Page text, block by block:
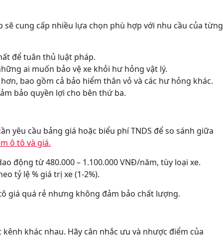
cung cấp nhiều lựa chọn phù hợp với nhu cầu của từng
để tuân thủ luật pháp.
ai muốn bảo vệ xe khỏi hư hỏng vật lý.
bao gồm cả bảo hiểm thân vỏ và các hư hỏng khác.
bảo quyền lợi cho bên thứ ba.
yêu cầu bảng giá hoặc biểu phí TNDS để so sánh giữa
ô tô và giá.
động từ 480.000 – 1.100.000 VNĐ/năm, tùy loại xe.
tỷ lệ % giá trị xe (1-2%).
giá quá rẻ nhưng không đảm bảo chất lượng.
khác nhau. Hãy cân nhắc ưu và nhược điểm của